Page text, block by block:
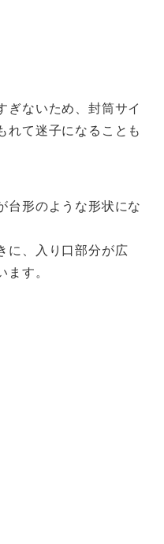
ぎないため、封筒サイ
れて迷子になることも
台形のような形状にな
に、入り口部分が広
ます。